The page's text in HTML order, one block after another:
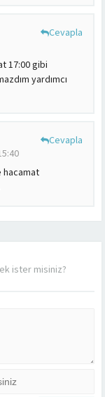
17:00 gibi
yardımcı
Cevapla
hacamat
Cevapla
ister misiniz?